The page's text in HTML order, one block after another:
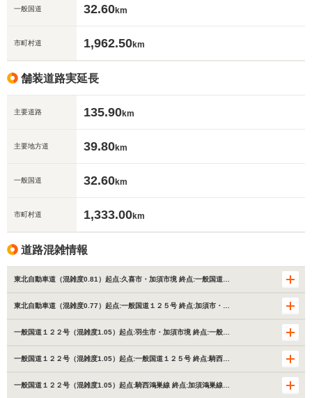
一般国道 32.60km
市町村道 1,962.50km
舗装道路実延長
主要道路 135.90km
主要地方道 39.80km
一般国道 32.60km
市町村道 1,333.00km
道路混雑情報
東北自動車道（混雑度0.81）起点:久喜市・加須市境 終点:一般国道…
東北自動車道（混雑度0.77）起点:一般国道１２５号 終点:加須市・…
一般国道１２２号（混雑度1.05）起点:羽生市・加須市境 終点:一般…
一般国道１２２号（混雑度1.05）起点:一般国道１２５号 終点:騎西…
一般国道１２２号（混雑度1.05）起点:騎西鴻巣線 終点:加須鴻巣線…